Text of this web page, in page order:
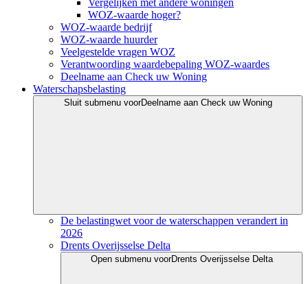
Vergelijken met andere woningen
WOZ-waarde hoger?
WOZ-waarde bedrijf
WOZ-waarde huurder
Veelgestelde vragen WOZ
Verantwoording waardebepaling WOZ-waardes
Deelname aan Check uw Woning
Waterschapsbelasting
Sluit submenu voorDeelname aan Check uw Woning
De belastingwet voor de waterschappen verandert in
2026
Drents Overijsselse Delta
Open submenu voorDrents Overijsselse Delta